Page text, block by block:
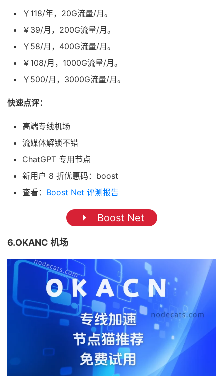
￥118/年，20G流量/月。
￥39/月，200G流量/月。
￥58/月，400G流量/月。
￥108/月，1000G流量/月。
￥500/月，3000G流量/月。
快速点评：
高端专线机场
流媒体解锁不错
ChatGPT 专用节点
新用户 8 折优惠码：boost
查看： Boost Net 评测报告
Boost Net
6.OKANC 机场